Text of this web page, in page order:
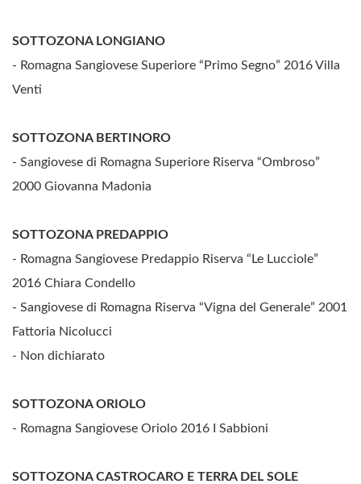
SOTTOZONA LONGIANO
- Romagna Sangiovese Superiore “Primo Segno” 2016 Villa
Venti
SOTTOZONA BERTINORO
- Sangiovese di Romagna Superiore Riserva “Ombroso”
2000 Giovanna Madonia
SOTTOZONA PREDAPPIO
- Romagna Sangiovese Predappio Riserva “Le Lucciole”
2016 Chiara Condello
- Sangiovese di Romagna Riserva “Vigna del Generale” 2001
Fattoria Nicolucci
- Non dichiarato
SOTTOZONA ORIOLO
- Romagna Sangiovese Oriolo 2016 I Sabbioni
SOTTOZONA CASTROCARO E TERRA DEL SOLE